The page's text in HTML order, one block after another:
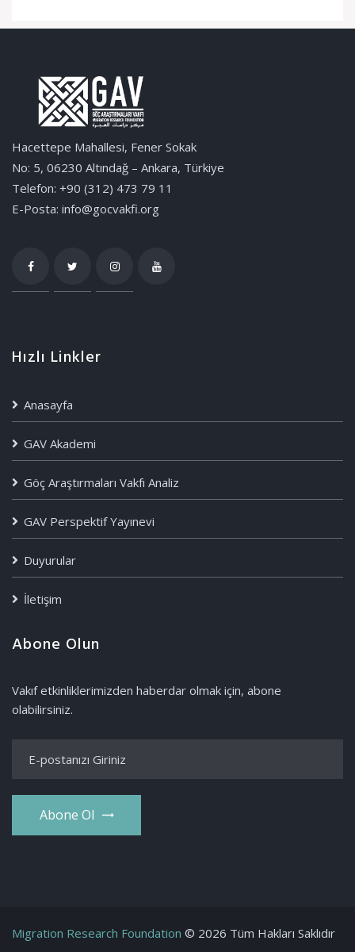
Hacettepe Mahallesi, Fener Sokak
No: 5, 06230 Altındağ – Ankara, Türkiye
Telefon: +90 (312) 473 79 11
E-Posta: info@gocvakfi.org
Hızlı Linkler
Anasayfa
GAV Akademi
Göç Araştırmaları Vakfı Analiz
GAV Perspektif Yayınevi
Duyurular
İletişim
Abone Olun
Vakıf etkinliklerimizden haberdar olmak için, abone
olabilirsiniz.
Abone Ol
Migration Research Foundation © 2026 Tüm Hakları Saklıdır